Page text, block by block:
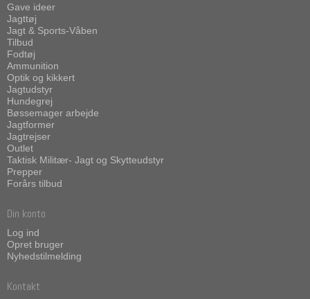
Gave ideer
Jagttøj
Jagt & Sports-Våben
Tilbud
Fodtøj
Ammunition
Optik og kikkert
Jagtudstyr
Hundegrej
Bøssemager arbejde
Jagtformer
Jagtrejser
Outlet
Taktisk Militær- Jagt og Skytteudstyr
Prepper
Forårs tilbud
Din konto
Log ind
Opret bruger
Nyhedstilmelding
Kontakt